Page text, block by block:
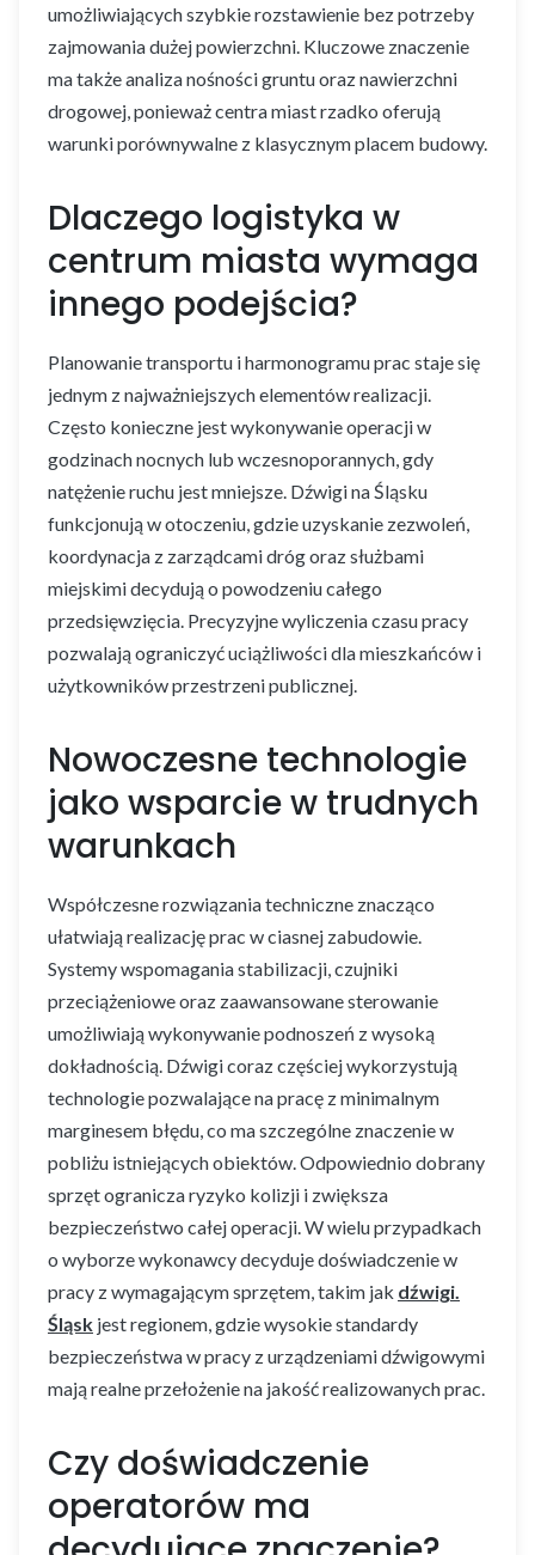
umożliwiających szybkie rozstawienie bez potrzeby
zajmowania dużej powierzchni. Kluczowe znaczenie
ma także analiza nośności gruntu oraz nawierzchni
drogowej, ponieważ centra miast rzadko oferują
warunki porównywalne z klasycznym placem budowy.
Dlaczego logistyka w
centrum miasta wymaga
innego podejścia?
Planowanie transportu i harmonogramu prac staje się
jednym z najważniejszych elementów realizacji.
Często konieczne jest wykonywanie operacji w
godzinach nocnych lub wczesnoporannych, gdy
natężenie ruchu jest mniejsze. Dźwigi na Śląsku
funkcjonują w otoczeniu, gdzie uzyskanie zezwoleń,
koordynacja z zarządcami dróg oraz służbami
miejskimi decydują o powodzeniu całego
przedsięwzięcia. Precyzyjne wyliczenia czasu pracy
pozwalają ograniczyć uciążliwości dla mieszkańców i
użytkowników przestrzeni publicznej.
Nowoczesne technologie
jako wsparcie w trudnych
warunkach
Współczesne rozwiązania techniczne znacząco
ułatwiają realizację prac w ciasnej zabudowie.
Systemy wspomagania stabilizacji, czujniki
przeciążeniowe oraz zaawansowane sterowanie
umożliwiają wykonywanie podnoszeń z wysoką
dokładnością. Dźwigi coraz częściej wykorzystują
technologie pozwalające na pracę z minimalnym
marginesem błędu, co ma szczególne znaczenie w
pobliżu istniejących obiektów. Odpowiednio dobrany
sprzęt ogranicza ryzyko kolizji i zwiększa
bezpieczeństwo całej operacji. W wielu przypadkach
o wyborze wykonawcy decyduje doświadczenie w
pracy z wymagającym sprzętem, takim jak dźwigi.
Śląsk jest regionem, gdzie wysokie standardy
bezpieczeństwa w pracy z urządzeniami dźwigowymi
mają realne przełożenie na jakość realizowanych prac.
Czy doświadczenie
operatorów ma